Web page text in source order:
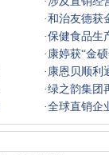
·和治友德获
·保健食品生
· 康婷获“金
· 康恩贝顺利
·绿之韵集团
·全球直销企